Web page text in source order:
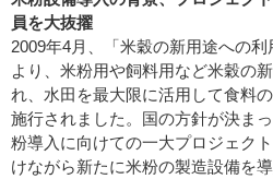
員を大抜擢
2009年4月、「米穀の新用途への
より、米粉用や飼料用など米穀の
れ、水田を最大限に活用して食料
施行されました。国の方針が決ま
粉導入に向けての一大プロジェク
けながら新たに米粉の製造設備を